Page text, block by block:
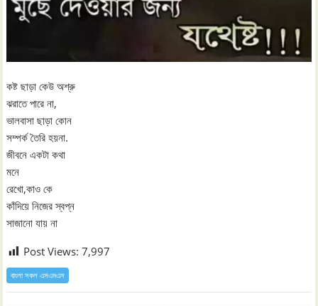
কষ্ট ছাড়া কেউ অশ্রু
ঝরাতে পারে না,
ভালবাসা ছাড়া কোন
সম্পর্ক তৈরি হয়না.
জীবনে একটা কথা
মনে
রেখো,কাও কে
কাঁদিয়ে নিজের স্বপ্ন
সাজানো যায় না
Post Views: 7,997
বাংলা সকল এসএমএস